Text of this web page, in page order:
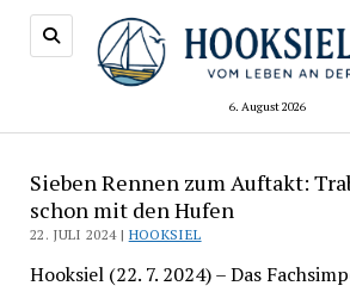
6. August 2026
Sieben Rennen zum Auftakt:
schon mit den Hufen
22. JULI 2024 | HOOKSIEL
Hooksiel (22. 7. 2024) – Das